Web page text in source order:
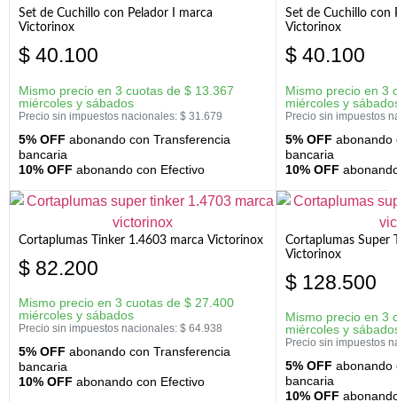
Set de Cuchillo con Pelador I marca
Victorinox
$ 40.100
Mismo precio en 3 cuotas de $ 13.367
miércoles y sábados
Precio sin impuestos nacionales: $ 31.679
5% OFF abonando con Transferencia
bancaria
10% OFF abonando con Efectivo
Set de Cuchillo con
Victorinox
$ 40.100
Mismo precio en 3
miércoles y
Precio sin impuestos
5% OFF abonando
bancaria
10% OFF
Cortaplumas Tinker 1.4603 marca Victorinox
$ 82.200
Mismo precio en 3 cuotas de $ 27.400
miércoles y sábados
Precio sin impuestos nacionales: $ 64.938
5% OFF abonando con Transferencia
bancaria
10% OFF abonando con Efectivo
Cortaplumas Super
Victorinox
$ 128.500
Mismo precio en 3
miércoles y
Precio sin impuestos
5% OFF abonando
bancaria
10% OFF